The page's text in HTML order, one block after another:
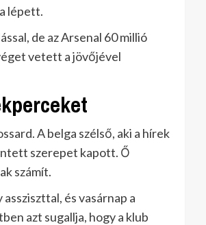
lépett.
de az Arsenal 60 millió
vetett a jövőjével
A belga szélső, aki a hírek
szerepet kapott. Ő
számít.
és vasárnap a
azt sugallja, hogy a klub